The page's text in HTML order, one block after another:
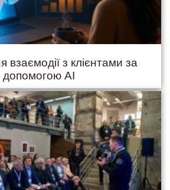
з клієнтами за
допомогою AI